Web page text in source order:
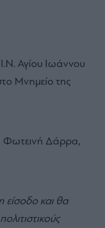
Αγίου Ιωάννου
Μνημείο της
Φωτεινή Δάρρα,
είσοδο και θα